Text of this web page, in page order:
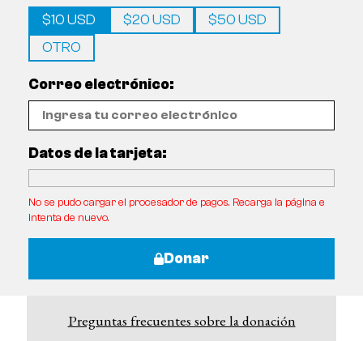
$10 USD
$20 USD
$50 USD
OTRO
Correo electrónico:
Datos de la tarjeta:
No se pudo cargar el procesador de pagos. Recarga la página e
intenta de nuevo.
Donar
Preguntas frecuentes sobre la donación